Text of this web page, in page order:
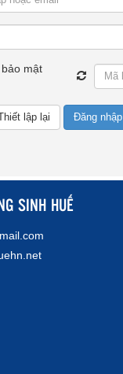
Đăng nhập
SINH HUẾ